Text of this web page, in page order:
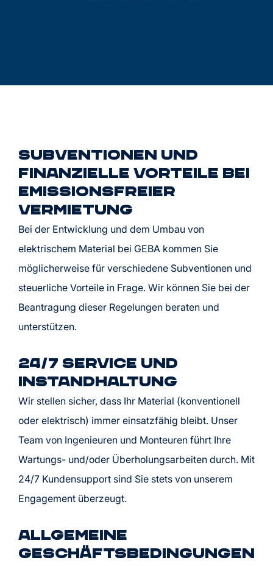
Subventionen und
finanzielle Vorteile bei
emissionsfreier
Vermietung
Bei der Entwicklung und dem Umbau von
elektrischem Material bei GEBA kommen Sie
möglicherweise für verschiedene Subventionen und
steuerliche Vorteile in Frage. Wir können Sie bei der
Beantragung dieser Regelungen beraten und
unterstützen.
24/7 Service und
Instandhaltung
Wir stellen sicher, dass Ihr Material (konventionell
oder elektrisch) immer einsatzfähig bleibt. Unser
Team von Ingenieuren und Monteuren führt Ihre
Wartungs- und/oder Überholungsarbeiten durch. Mit
24/7 Kundensupport sind Sie stets von unserem
Engagement überzeugt.
Allgemeine
Geschäftsbedingungen